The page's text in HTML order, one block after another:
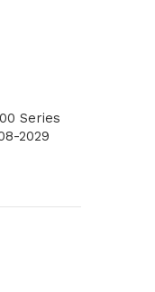
Series
2029